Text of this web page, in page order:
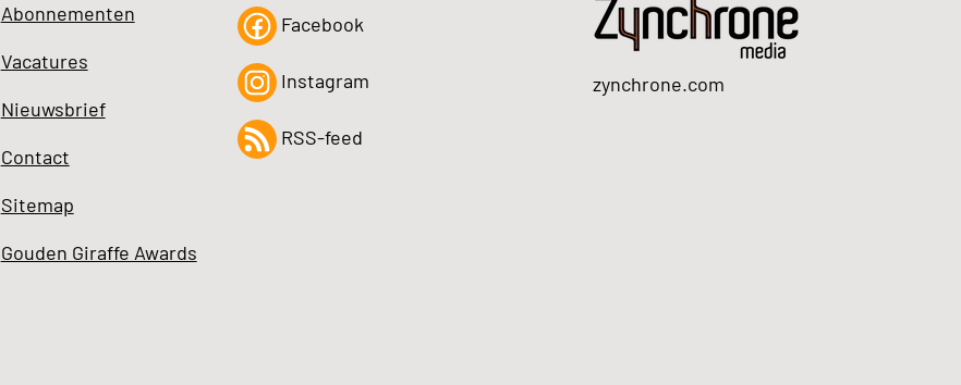
Abonnementen
Vacatures
Nieuwsbrief
Contact
Sitemap
Gouden Giraffe Awards
Facebook
Instagram
RSS-feed
zynchrone.com